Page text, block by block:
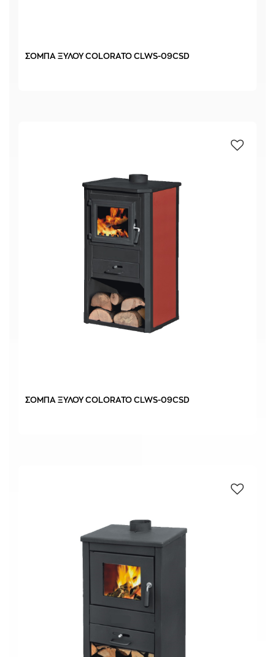
ΣΟΜΠΑ ΞΥΛΟΥ COLORATO CLWS-09CSD
ΣΟΜΠΑ ΞΥΛΟΥ COLORATO CLWS-09CSD